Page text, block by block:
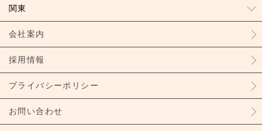
関東
会社案内
採用情報
プライバシーポリシー
お問い合わせ